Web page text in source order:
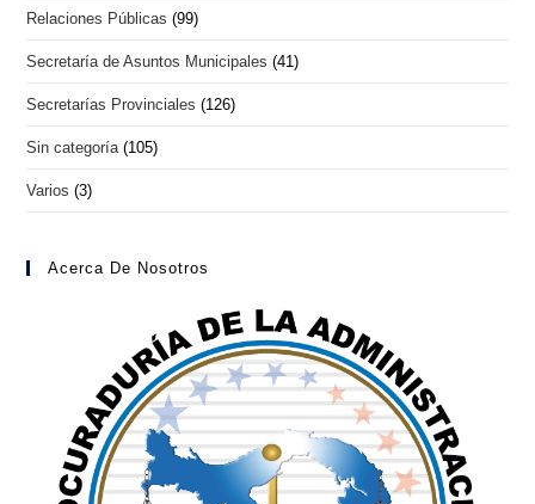
Relaciones Públicas (99)
Secretaría de Asuntos Municipales (41)
Secretarías Provinciales (126)
Sin categoría (105)
Varios (3)
Acerca De Nosotros